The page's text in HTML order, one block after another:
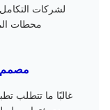
لشركات
محطات
مصمم
غالبًا ما تتطلب